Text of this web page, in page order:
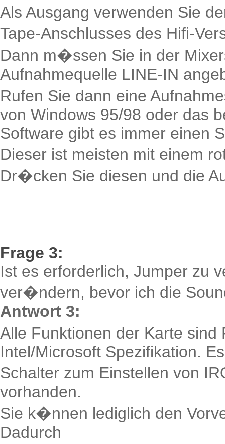
Als Ausgang verwenden Sie
Tape-Anschlusses des Hifi-
Dann m�ssen Sie in der
Aufnahmequelle LINE-IN
Rufen Sie dann eine
von Windows 95/98 oder das
Software gibt es immer einen
Dieser ist meisten mit einem
Dr�cken Sie diesen und die
Frage 3:
Ist es erforderlich, Jumper zu
ver�ndern, bevor ich die
Antwort 3:
Alle Funktionen der Karte
Intel/Microsoft Spezifikation.
Schalter zum Einstellen von
vorhanden.
Sie k�nnen lediglich den
Dadurch